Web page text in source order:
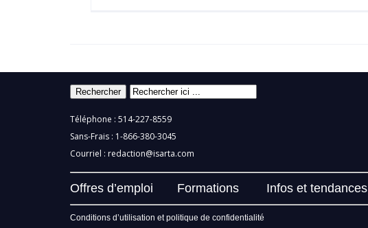
Téléphone : 514-227-8559
Sans-Frais : 1-866-380-3045
Courriel : redaction@isarta.com
Offres d’emploi Formations Infos et tendances
Conditions d’utilisation et politique de confidentialité